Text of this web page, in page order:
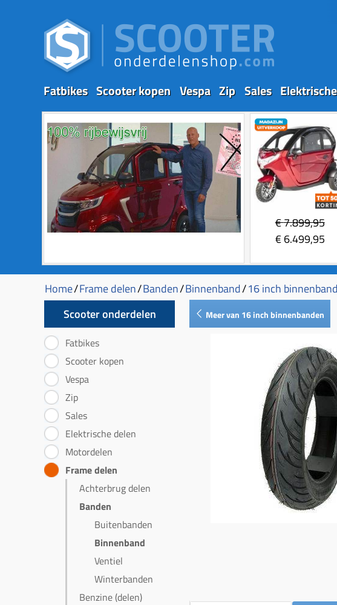
Fatbikes Scooter kopen Vespa Zip Sales
€7.899,95
€6.499,95
Home/Frame delen/Banden/Binnenband/16 inch
Scooter onderdelen
Fatbikes
Scooter kopen
Vespa
Zip
Sales
Elektrische delen
Motordelen
Frame delen
Achterbrug delen
Banden
Buitenbanden
Binnenband
Ventiel
Winterbanden
Benzine (delen)
Meer van 16 inch binnenbanden